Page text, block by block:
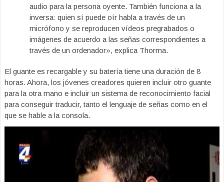
audio para la persona oyente. También funciona a la
inversa: quien sí puede oír habla a través de un
micrófono y se reproducen vídeos pregrabados o
imágenes de acuerdo a las señas correspondientes a
través de un ordenador», explica Thorma.
El guante es recargable y su batería tiene una duración de 8
horas. Ahora, los jóvenes creadores quieren incluir otro guante
para la otra mano e incluir un sistema de reconocimiento facial
para conseguir traducir, tanto el lenguaje de señas como en el
que se hable a la consola.